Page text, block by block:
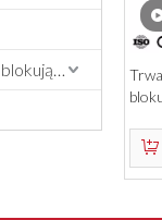
Stacja blokująca i zestaw blokujący